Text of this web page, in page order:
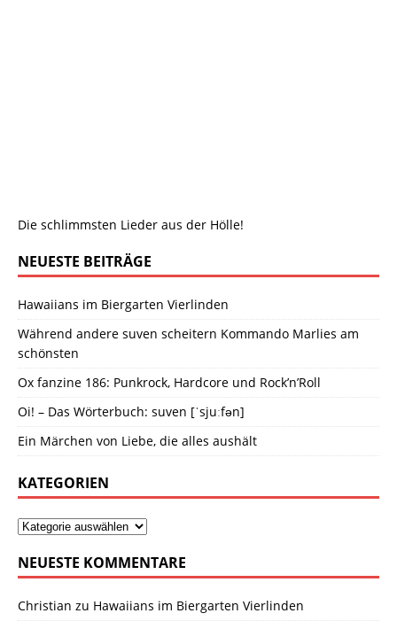
Die schlimmsten Lieder aus der Hölle!
NEUESTE BEITRÄGE
Hawaiians im Biergarten Vierlinden
Während andere suven scheitern Kommando Marlies am
schönsten
Ox fanzine 186: Punkrock, Hardcore und Rock’n’Roll
Oi! – Das Wörterbuch: suven [ˈsjuːfən]
Ein Märchen von Liebe, die alles aushält
KATEGORIEN
NEUESTE KOMMENTARE
Christian zu Hawaiians im Biergarten Vierlinden